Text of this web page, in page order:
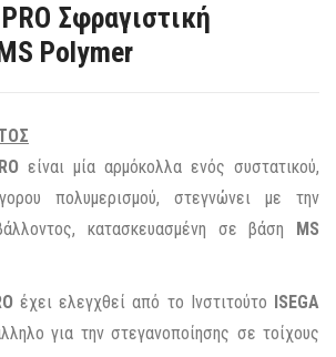
Σφραγιστική
Polymer
είναι μία αρμόκολλα ενός συστατικού,
πολυμερισμού, στεγνώνει με την
κατασκευασμένη σε βάση MS
έχει ελεγχθεί από το Ινστιτούτο ISEGA
για την στεγανοποίησης σε τοίχους